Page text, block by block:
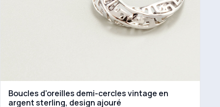
Boucles d'oreilles demi-cercles vintage en
argent sterling, design ajouré